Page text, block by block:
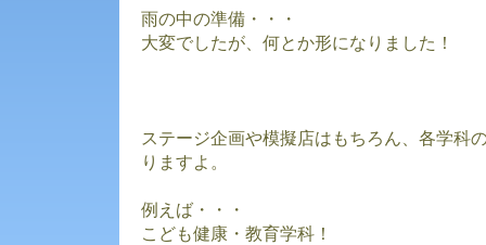
雨の中の準備・・・
大変でしたが、何とか形になりました！
ステージ企画や模擬店はもちろん、各学科
りますよ。
例えば・・・
こども健康・教育学科！